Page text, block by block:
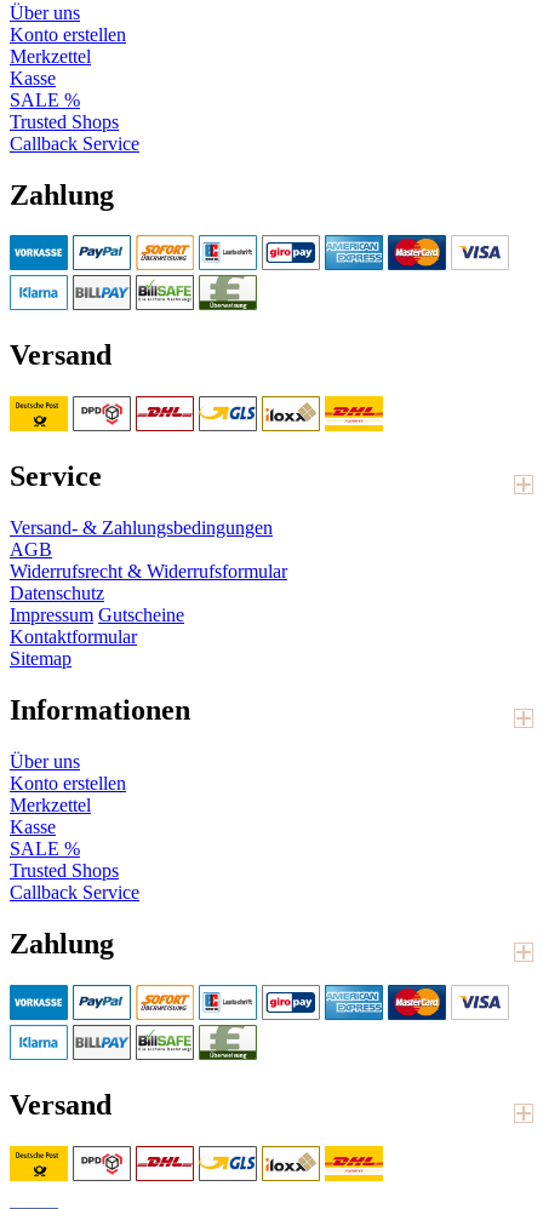
Über uns
Konto erstellen
Merkzettel
Kasse
SALE %
Trusted Shops
Callback Service
Zahlung
Versand
Service
Versand- & Zahlungsbedingungen
AGB
Widerrufsrecht & Widerrufsformular
Datenschutz
Impressum Gutscheine
Kontaktformular
Sitemap
Informationen
Über uns
Konto erstellen
Merkzettel
Kasse
SALE %
Trusted Shops
Callback Service
Zahlung
Versand